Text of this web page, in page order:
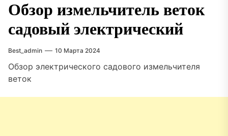
Обзор измельчитель веток
садовый электрический
Best_admin 10 Марта 2024
Обзор электрического садового измельчителя
веток